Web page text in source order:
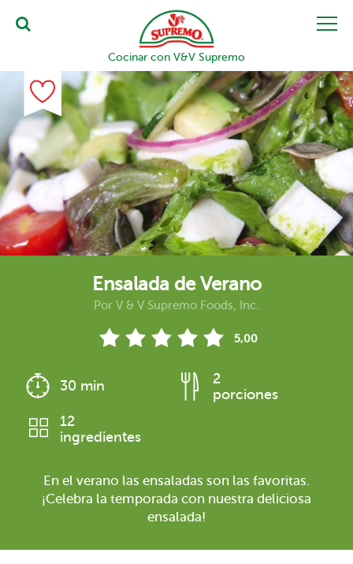
Cocinar con V&V Supremo
Ensalada de Verano
Por V & V Supremo Foods, Inc.
5,00
30 min
2
porciones
12
ingredientes
En el verano las ensaladas son las favoritas.
¡Celebra la temporada con nuestra deliciosa
ensalada!